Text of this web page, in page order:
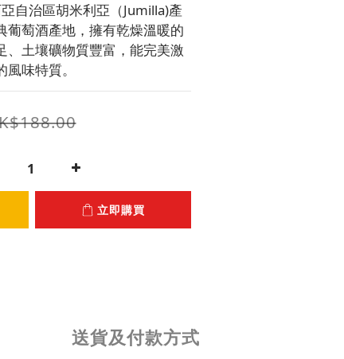
自治區胡米利亞（Jumilla)產
葡萄酒產地，擁有乾燥溫暖的
、土壤礦物質豐富，能完美激
味特質。
立即購買
送貨及付款方式